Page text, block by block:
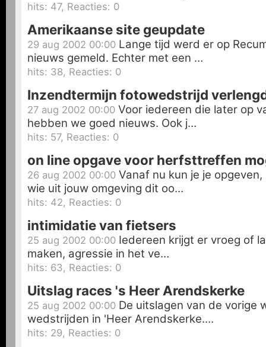
hits: 47, Reacties: 0
Amerikaanse site geupdate
29 aug 2002 00:00 Lange tijd werd er op
nieuws gemeld. Echter met een …
hits: 38, Reacties: 0
Inzendtermijn fotowedstrijd
27 aug 2002 00:00 Voor iedereen die later op
hebben we goed nieuws. Ook j…
hits: 57, Reacties: 0
on line opgave voor herfsttreffen
26 aug 2002 00:00 Vanaf nu kun je je
wie uit jouw omgeving dit oo…
hits: 42, Reacties: 0
intimidatie van fietsers
25 aug 2002 00:00 Iedereen krijgt er vroeg of
maken, agressie in het ve…
hits: 63, Reacties: 0
Uitslag races 's Heer Arendskerke
25 aug 2002 00:00 De uitslagen van de vorige
wedstrijden in 'Heer Arendskerke.…
hits: 29, Reacties: 0